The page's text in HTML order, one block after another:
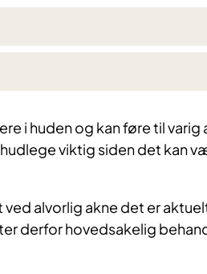
i huden og kan føre til
viktig siden det kan
alvorlig akne det er
derfor hovedsakelig